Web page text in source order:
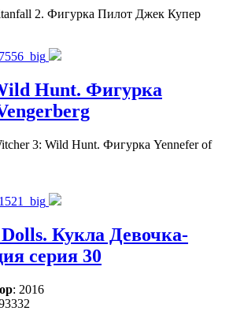
2. Фигурка Пилот Джек Купер
Hunt. Фигурка
3: Wild Hunt. Фигурка Yennefer of
Кукла Девочка-
серия 30
: 2016